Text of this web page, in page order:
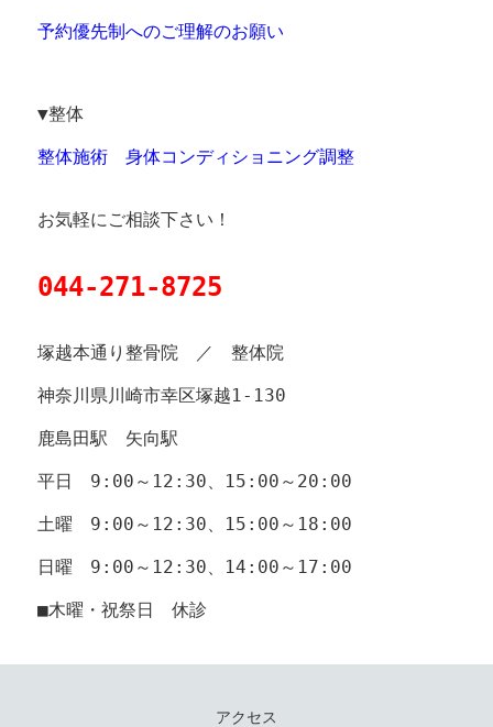
予約優先制へのご理解のお願い
▼整体
整体施術 身体コンディショニング調整
お気軽にご相談下さい！
044-271-8725
塚越本通り整骨院 ／ 整体院
神奈川県川崎市幸区塚越1-130
鹿島田駅 矢向駅
平日 9:00～12:30、15:00～20:00
土曜 9:00～12:30、15:00～18:00
日曜 9:00～12:30、14:00～17:00
■木曜・祝祭日 休診